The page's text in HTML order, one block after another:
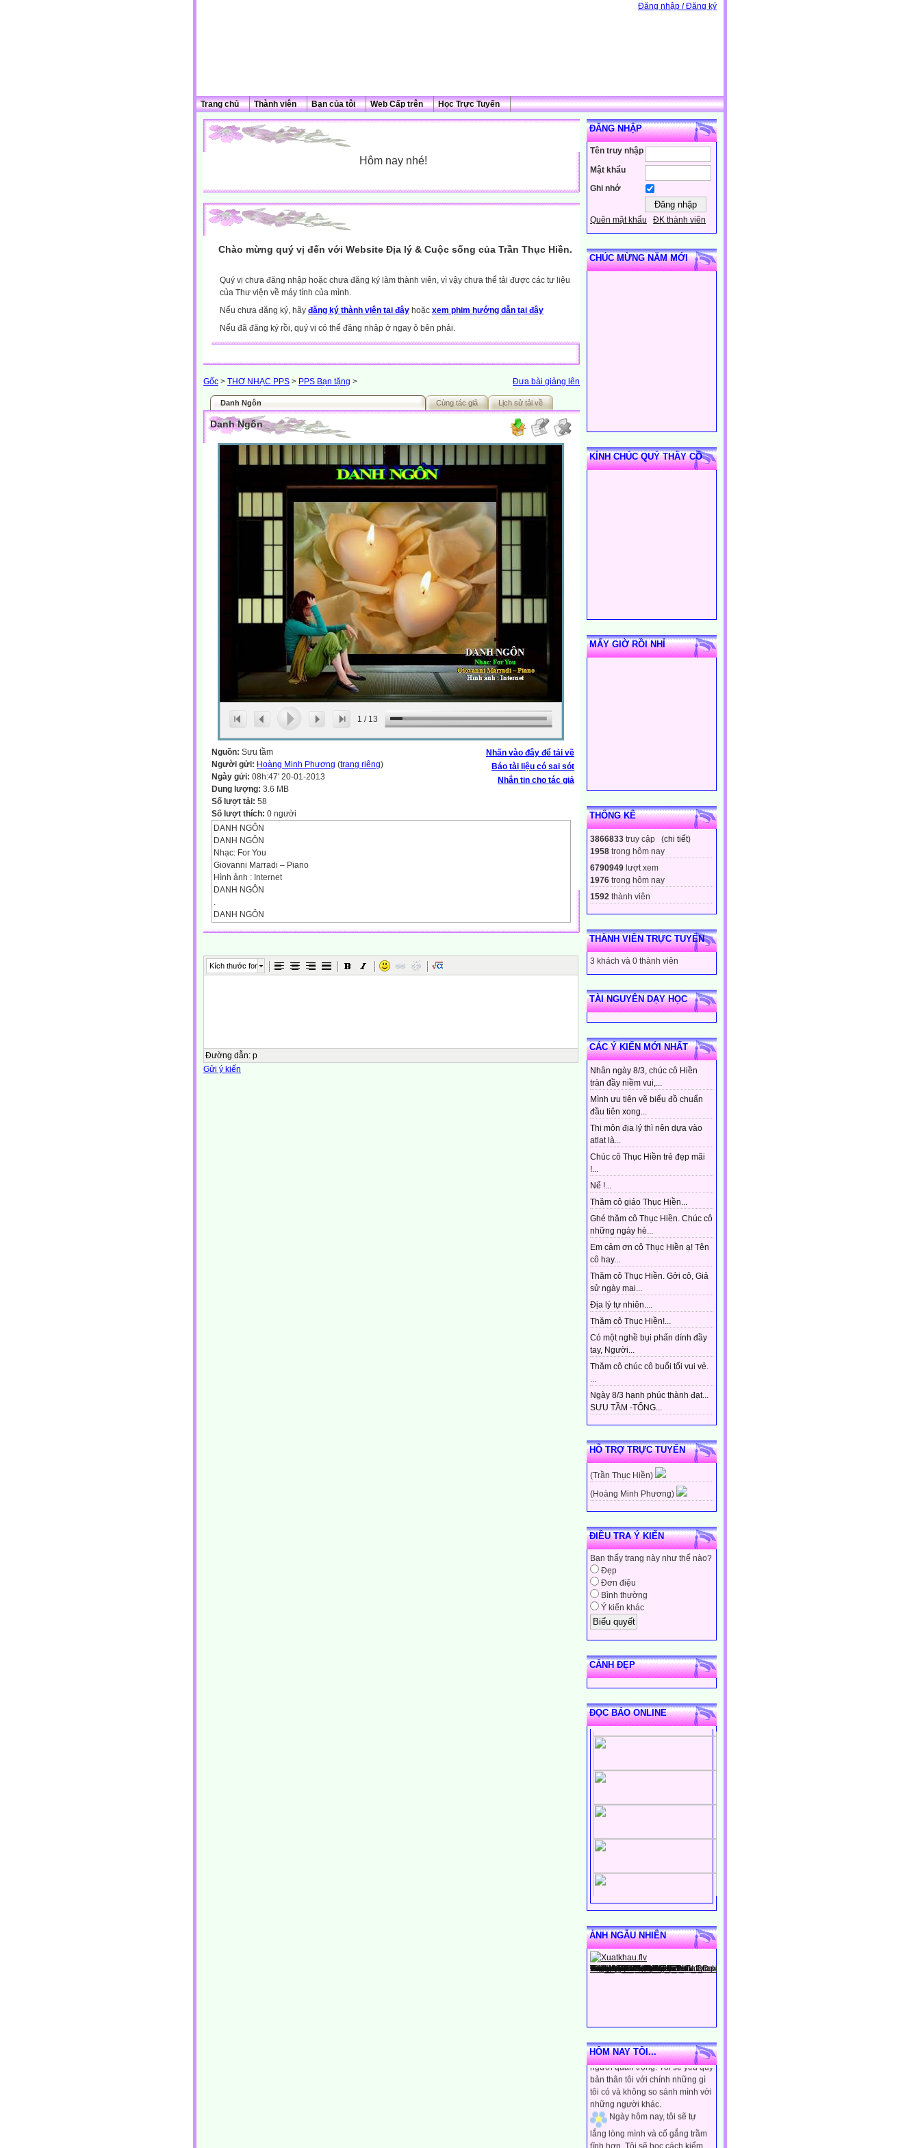
Đăng nhập / Đăng ký
Trang chủ Thành viên Bạn của tôi Web Cấp trên Học Trực Tuyến
ĐĂNG NHẬP
Tên truy nhập
Mật khẩu
Ghi nhớ
Quên mật khẩu ĐK thành viên
CHÚC MỪNG NĂM MỚI
KÍNH CHÚC QUÝ THẦY CÔ
MẤY GIỜ RỒI NHỈ
THỐNG KÊ
3866833 truy cập (chi tiết)
1958 trong hôm nay
6790949 lượt xem
1976 trong hôm nay
1592 thành viên
THÀNH VIÊN TRỰC TUYẾN
3 khách và 0 thành viên
TÀI NGUYÊN DẠY HỌC
CÁC Ý KIẾN MỚI NHẤT
Nhân ngày 8/3, chúc cô Hiền
tràn đầy niềm vui,...
Mình ưu tiên vẽ biểu đồ chuẩn
đầu tiên xong...
Thi môn địa lý thì nên dựa vào
atlat là...
Chúc cô Thục Hiền trẻ đẹp mãi
!...
Nể !...
Thăm cô giáo Thục Hiền...
Ghé thăm cô Thục Hiền. Chúc cô
những ngày hè...
Em cảm ơn cô Thục Hiền ạ! Tên
cô hay...
Thăm cô Thục Hiền. Gởi cô, Giả
sử ngày mai...
Địa lý tự nhiên....
Thăm cô Thục Hiền!...
Có một nghề bụi phấn dính đầy
tay, Người...
Thăm cô chúc cô buổi tối vui vẻ.
...
Ngày 8/3 hạnh phúc thành đạt...
SƯU TẦM -TỔNG...
HỖ TRỢ TRỰC TUYẾN
(Trần Thục Hiền)
(Hoàng Minh Phương)
ĐIỀU TRA Ý KIẾN
Bạn thấy trang này như thế nào?
Đẹp
Đơn điệu
Bình thường
Ý kiến khác
CẢNH ĐẸP
ĐỌC BÁO ONLINE
ẢNH NGẪU NHIÊN
HÔM NAY TÔI...
Ngày hôm nay, tôi sẽ tin
rằng mình là người đặc biệt, một
người quan trọng. Tôi sẽ yêu quý
bản thân tôi với chính những gì
tôi có và không so sánh mình với
những người khác.
Ngày hôm nay, tôi sẽ tự
lắng lòng mình và cố gắng trầm
tĩnh hơn. Tôi sẽ học cách kiểm
Hôm nay nhé!
Chào mừng quý vị đến với Website Địa lý & Cuộc sống của Trần Thục Hiền.
Quý vị chưa đăng nhập hoặc chưa đăng ký làm thành viên, vì vậy chưa thể tải được các tư liệu
của Thư viện về máy tính của mình.
Nếu chưa đăng ký, hãy đăng ký thành viên tại đây hoặc xem phim hướng dẫn tại đây
Nếu đã đăng ký rồi, quý vị có thể đăng nhập ở ngay ô bên phải.
Đưa bài giảng lên
Gốc > THƠ NHẠC PPS > PPS Bạn tặng >
Danh Ngôn Cùng tác giả Lịch sử tải về
Danh Ngôn
1 / 13
Nhấn vào đây để tải về
Báo tài liệu có sai sót
Nhắn tin cho tác giả
Nguồn: Sưu tầm
Người gửi: Hoàng Minh Phương (trang riêng)
Ngày gửi: 08h:47' 20-01-2013
Dung lượng: 3.6 MB
Số lượt tải: 58
Số lượt thích: 0 người
DANH NGÔN
DANH NGÔN
Nhạc: For You
Giovanni Marradi – Piano
Hình ảnh : Internet
DANH NGÔN
.
DANH NGÔN
Kích thước font
Đường dẫn: p
Gửi ý kiến